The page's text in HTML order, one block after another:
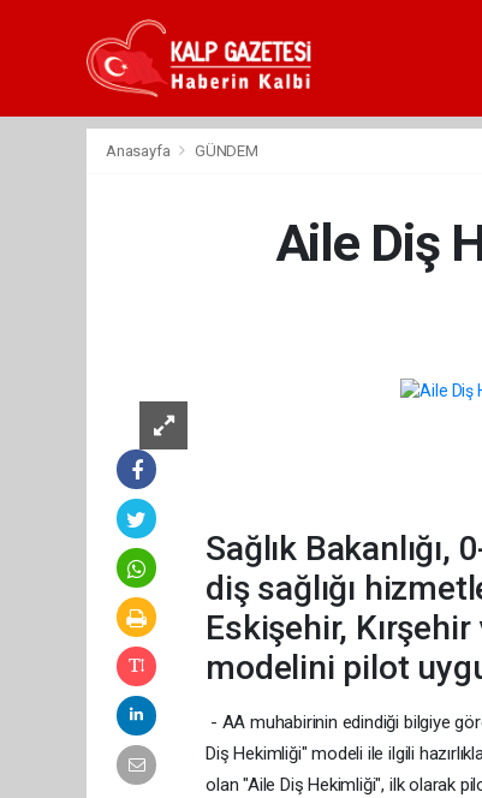
Anasayfa GÜNDEM
Aile Diş
Sağlık
diş sağlığı
Eskişehir,
modelini pilot
- AA muhabirinin edindiği bilgiye
Diş Hekimliği" modeli ile ilgili
olan "Aile Diş Hekimliği", ilk olarak